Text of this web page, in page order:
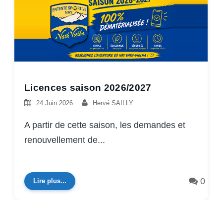
Licences saison 2026/2027
24 Juin 2026 Hervé SAILLY
A partir de cette saison, les demandes et
renouvellement de...
Lire plus... 0